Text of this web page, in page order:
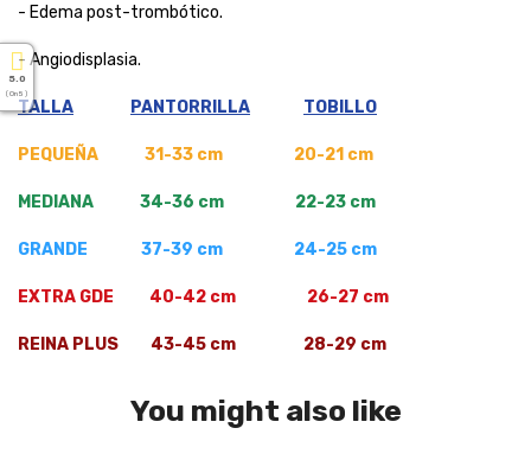
- Edema post-trombótico.
- Angiodisplasia.
TALLA PANTORRILLA TOBILLO
PEQUEÑA 31-33 cm 20-21 cm
MEDIANA 34-36 cm 22-23 cm
GRANDE 37-39 cm 24-25 cm
EXTRA GDE 40-42 cm 26-27 cm
REINA PLUS 43-45 cm 28-29 cm
You might also like
5.0
( On 5 )